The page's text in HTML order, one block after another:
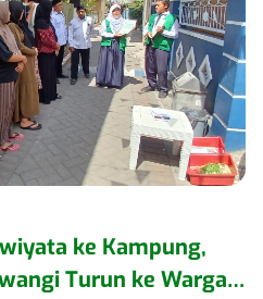
berharga ini
terkemuka tanah air
Gol A Gong, bersama
ke Kampung,
Turun ke Warga